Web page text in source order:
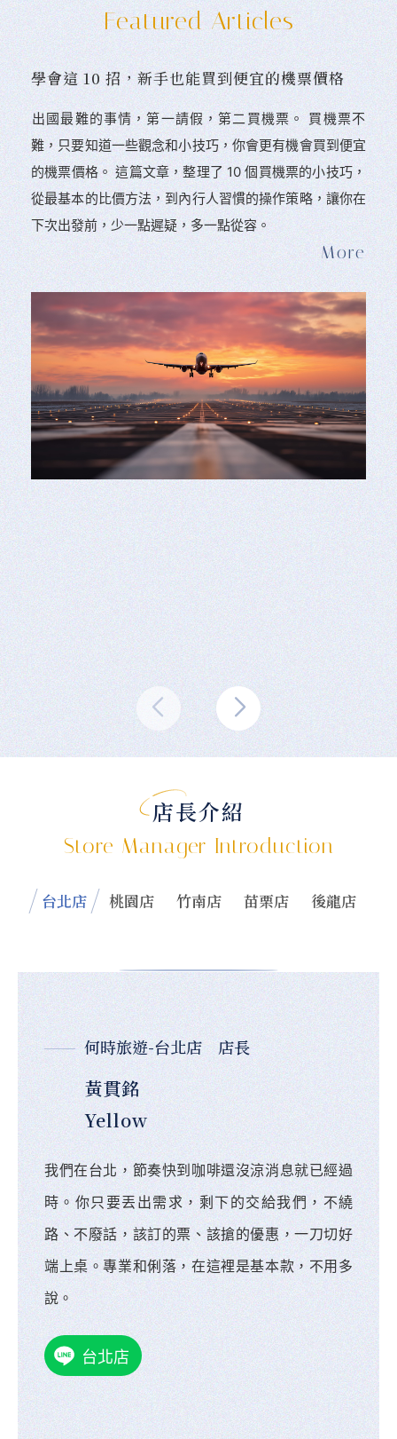
Featured Articles
學會這 10 招，新手也能買到便宜的機票價格
󠀠出國最難的事情，第一請假，第二買機票。 󠀠買機票不
難，只要知道一些觀念和小技巧，你會更有機會買到便宜
的機票價格。 這篇文章，整理了 10 個買機票的小技巧，
從最基本的比價方法，到內行人習慣的操作策略，讓你在
下次出發前，少一點遲疑，多一點從容。
店長介紹
Store Manager Introduction
台北店 桃園店 竹南店 苗栗店 後龍店
何時旅遊-台北店 店長
黃貫銘
Yellow
我們在台北，節奏快到咖啡還沒涼消息就已經過
時。你只要丟出需求，剩下的交給我們，不繞
路、不廢話，該訂的票、該搶的優惠，一刀切好
端上桌。專業和俐落，在這裡是基本款，不用多
說。
台北店